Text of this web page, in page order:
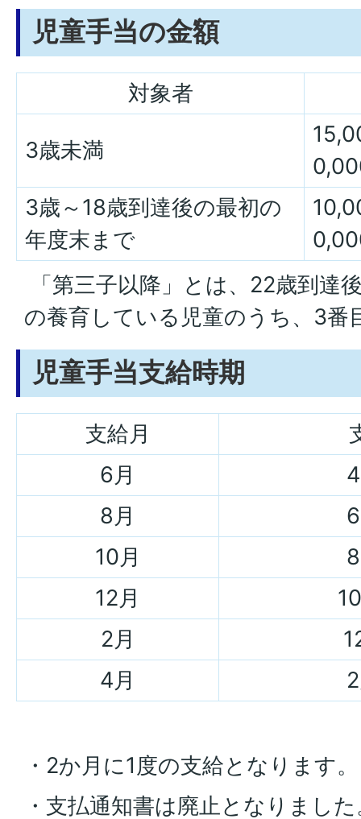
児童手当の金額
対象者
3歳未満
3歳～18歳到達後の最初の
年度末まで
「第三子以降」とは、22歳到達
の養育している児童のうち、3番
児童手当支給時期
支給月
6月
8月
10月
12月
2月
4月
・2か月に1度の支給となります。
・支払通知書は廃止となりまし